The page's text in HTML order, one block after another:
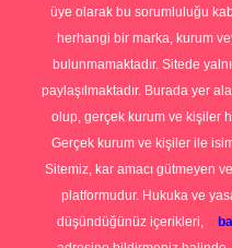
üye olarak bu sorumluluğu
herhangi bir marka, kurum
bulunmamaktadır. Sitede
paylaşılmaktadır. Burada yer
olup, gerçek kurum ve kişiler
Gerçek kurum ve kişiler ile
Sitemiz, kar amacı gütmeyen
platformudur. Hukuka ve
düşündüğünüz içerikleri,